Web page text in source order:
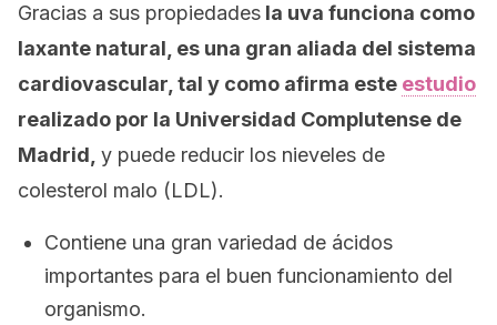
Gracias a sus propiedades la uva funciona como
laxante natural, es una gran aliada del sistema
cardiovascular, tal y como afirma este estudio
realizado por la Universidad Complutense de
Madrid, y puede reducir los nieveles de
colesterol malo (LDL).
Contiene una gran variedad de ácidos
importantes para el buen funcionamiento del
organismo.